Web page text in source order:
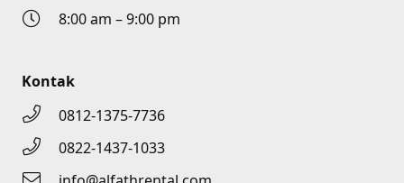
8:00 am – 9:00 pm
Kontak
0812-1375-7736
0822-1437-1033